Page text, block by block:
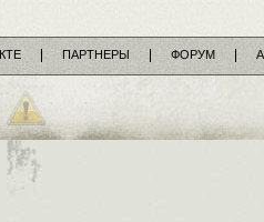
ПАРТНЕРЫ ФОРУМ